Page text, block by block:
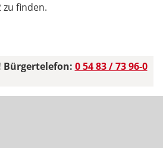
finden.
Bürgertelefon: 0 54 83 / 73 96-0